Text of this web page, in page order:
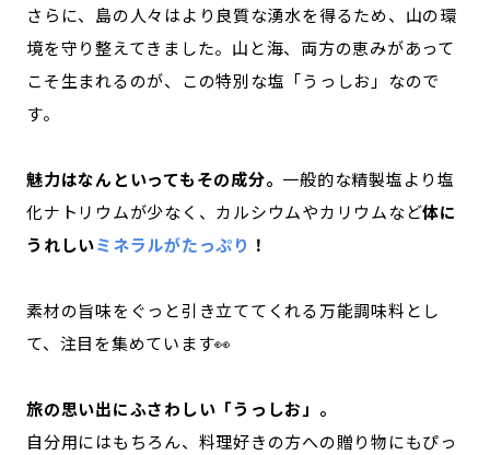
さらに、島の人々はより良質な湧水を得るため、山の環
境を守り整えてきました。山と海、両方の恵みがあって
こそ生まれるのが、この特別な塩「うっしお」なので
す。
魅力はなんといってもその成分。 一般的な精製塩より塩
化ナトリウムが少なく、カルシウムやカリウムなど体に
うれしいミネラルがたっぷり ！
素材の旨味をぐっと引き立ててくれる万能調味料とし
て、注目を集めています👀
旅の思い出にふさわしい「うっしお」。
自分用にはもちろん、料理好きの方への贈り物にもぴっ